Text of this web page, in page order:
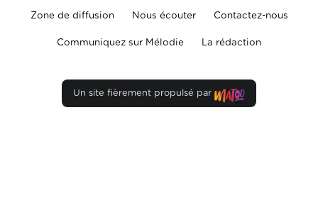
Zone de diffusion Nous écouter Contactez-nous
Communiquez sur Mélodie La rédaction
Un site fièrement propulsé par